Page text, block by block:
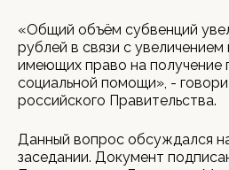
«Общий объём субвенций
рублей в связи с
имеющих право на получение
социальной помощи», -
российского Правительства.
Данный вопрос обсуждался
заседании. Документ